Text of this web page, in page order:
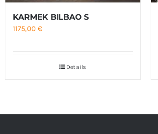
KARMEK BILBAO S
1175,00€
Details